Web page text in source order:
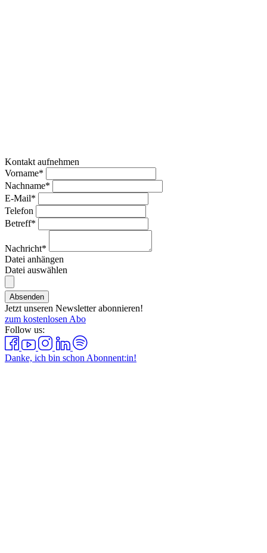
Kontakt aufnehmen
Vorname*
Nachname*
E-Mail*
Telefon
Betreff*
Nachricht*
Datei anhängen
Datei auswählen
Absenden
Jetzt unseren Newsletter abonnieren!
zum kostenlosen Abo
Follow us:
Danke, ich bin schon Abonnent:in!